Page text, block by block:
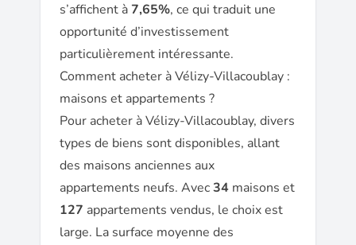
s’affichent à7,65%, ce qui traduit une
opportunité d’investissement
particulièrement intéressante.
Comment acheter à Vélizy-Villacoublay :
maisons et appartements ?
Pour acheter à Vélizy-Villacoublay, divers
types de biens sont disponibles, allant
des maisons anciennes aux
appartements neufs. Avec34 maisons et
127 appartements vendus, le choix est
large. La surface moyenne des